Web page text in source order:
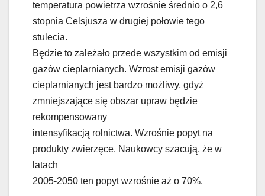
temperatura powietrza wzrośnie średnio o 2,6
stopnia Celsjusza w drugiej połowie tego
stulecia.
Będzie to zależało przede wszystkim od emisji
gazów cieplarnianych. Wzrost emisji gazów
cieplarnianych jest bardzo możliwy, gdyż
zmniejszające się obszar upraw będzie
rekompensowany
intensyfikacją rolnictwa. Wzrośnie popyt na
produkty zwierzęce. Naukowcy szacują, że w
latach
2005-2050 ten popyt wzrośnie aż o 70%.